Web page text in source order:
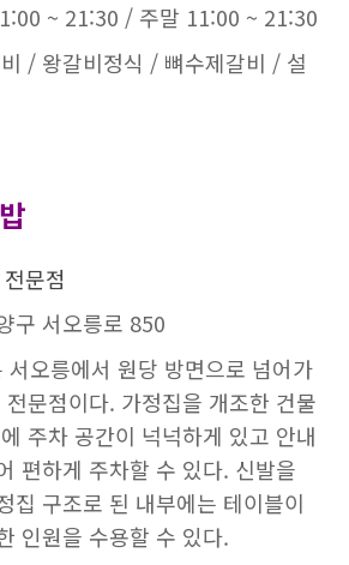
~ 21:30 / 주말 11:00 ~ 21:30
/ 왕갈비정식 / 뼈수제갈비 / 설
문점
구 서오릉로 850
서오릉에서 원당 방면으로 넘어가
문점이다. 가정집을 개조한 건물
주차 공간이 넉넉하게 있고 안내
편하게 주차할 수 있다. 신발을
집 구조로 된 내부에는 테이블이
인원을 수용할 수 있다.